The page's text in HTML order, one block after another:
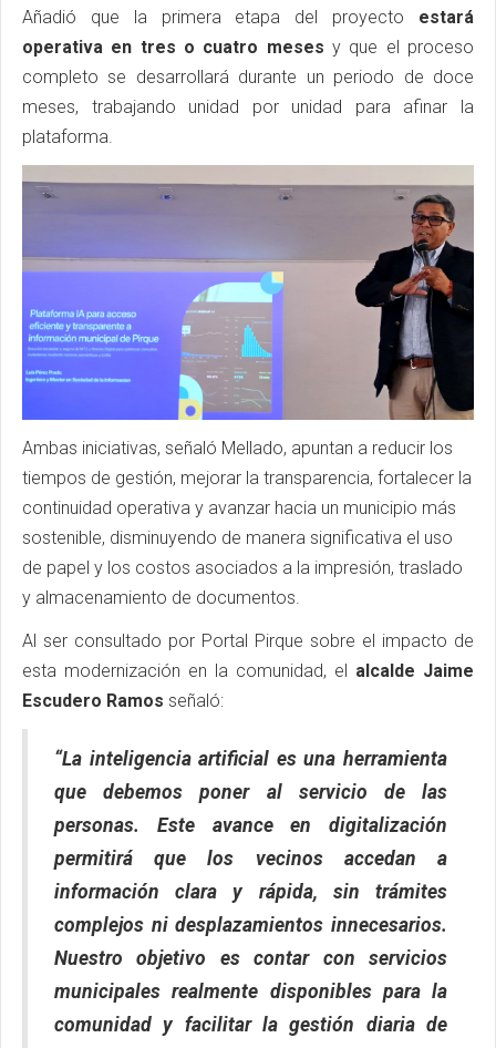
Añadió que la primera etapa del proyecto estará
operativa en tres o cuatro meses y que el proceso
completo se desarrollará durante un periodo de doce
meses, trabajando unidad por unidad para afinar la
plataforma.
Ambas iniciativas, señaló Mellado, apuntan a reducir los
tiempos de gestión, mejorar la transparencia, fortalecer la
continuidad operativa y avanzar hacia un municipio más
sostenible, disminuyendo de manera significativa el uso
de papel y los costos asociados a la impresión, traslado
y almacenamiento de documentos.
Al ser consultado por Portal Pirque sobre el impacto de
esta modernización en la comunidad, el alcalde Jaime
Escudero Ramos señaló:
“La inteligencia artificial es una herramienta
que debemos poner al servicio de las
personas. Este avance en digitalización
permitirá que los vecinos accedan a
información clara y rápida, sin trámites
complejos ni desplazamientos innecesarios.
Nuestro objetivo es contar con servicios
municipales realmente disponibles para la
comunidad y facilitar la gestión diaria de